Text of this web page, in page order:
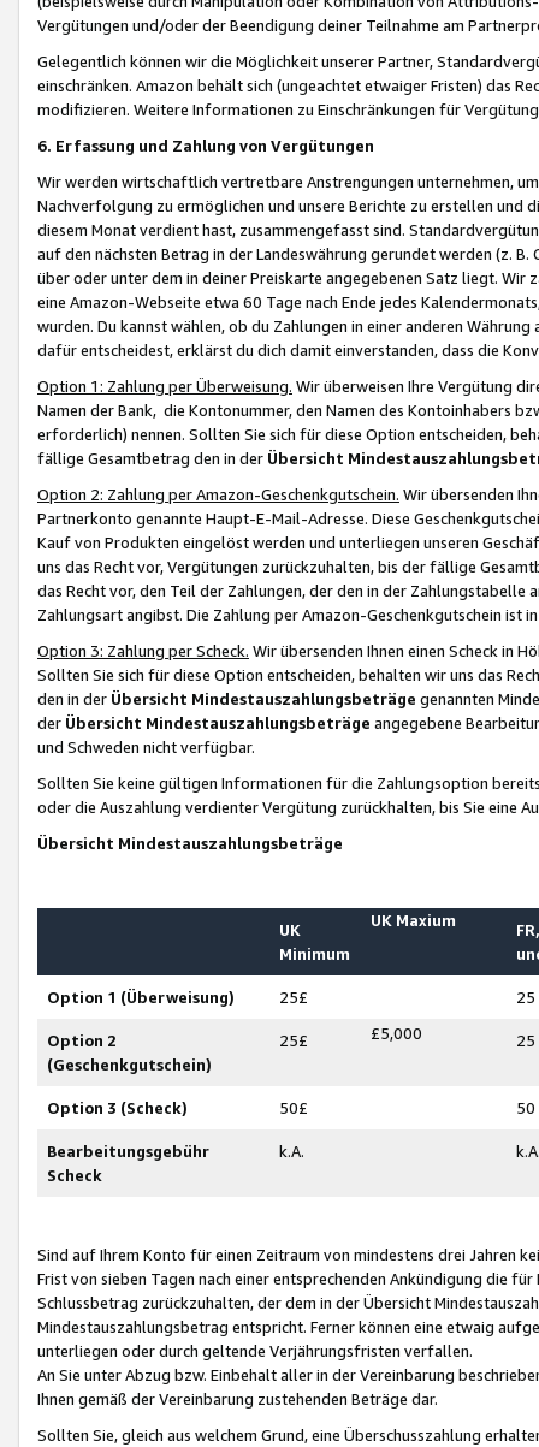
Vergütungen und/oder der Beendigung deiner Teilnahme am
Gelegentlich können wir die Möglichkeit unserer Partner,
einschränken. Amazon behält sich (ungeachtet etwaiger Fristen) das
modifizieren. Weitere Informationen zu Einschränkungen für
6. Erfassung und Zahlung von Vergütungen
Wir werden wirtschaftlich vertretbare Anstrengungen unternehmen,
Nachverfolgung zu ermöglichen und unsere Berichte zu erstellen und
diesem Monat verdient hast, zusammengefasst sind.
auf den nächsten Betrag in der Landeswährung gerundet werden (z.
über oder unter dem in deiner Preiskarte angegebenen Satz liegt.
eine Amazon-Webseite etwa 60 Tage nach Ende jedes
wurden. Du kannst wählen, ob du Zahlungen in einer anderen
dafür entscheidest, erklärst du dich damit einverstanden, dass die
Option 1: Zahlung per Überweisung. Wir überweisen Ihre Vergütung
Namen der Bank, die Kontonummer, den Namen des Kontoinhabers
erforderlich) nennen. Sollten Sie sich für diese Option entscheiden,
fällige Gesamtbetrag den in der Übersicht
Option 2: Zahlung per Amazon-Geschenkgutschein. Wir übersenden
Partnerkonto genannte Haupt-E-Mail-Adresse. Diese
Kauf von Produkten eingelöst werden und unterliegen unseren
uns das Recht vor, Vergütungen zurückzuhalten, bis der fällige
das Recht vor, den Teil der Zahlungen, der den in der
Zahlungsart angibst. Die Zahlung per Amazon-Geschenkgutschein ist
Option 3: Zahlung per Scheck. Wir übersenden Ihnen einen Scheck in
Sollten Sie sich für diese Option entscheiden, behalten wir uns das
den in der Übersicht Mindestauszahlungsbeträge genannten
der Übersicht Mindestauszahlungsbeträge angegebene
und Schweden nicht verfügbar.
Sollten Sie keine gültigen Informationen für die Zahlungsoption
oder die Auszahlung verdienter Vergütung zurückhalten, bis Sie
Übersicht Mindestauszahlungsbeträge
UK
Minimum
UK Maxium
Option 1 (Überweisung) 25£ 25
Option 2
(Geschenkgutschein)
25£ £5,000 25
Option 3 (Scheck) 50£ 50
Bearbeitungsgebühr
Scheck
k.A.
Sind auf Ihrem Konto für einen Zeitraum von mindestens drei Jahren
Frist von sieben Tagen nach einer entsprechenden Ankündigung die
Schlussbetrag zurückzuhalten, der dem in der Übersicht
Mindestauszahlungsbetrag entspricht. Ferner können eine etwaig
unterliegen oder durch geltende Verjährungsfristen verfallen.
An Sie unter Abzug bzw. Einbehalt aller in der Vereinbarung
Ihnen gemäß der Vereinbarung zustehenden Beträge dar.
Sollten Sie, gleich aus welchem Grund, eine Überschusszahlung